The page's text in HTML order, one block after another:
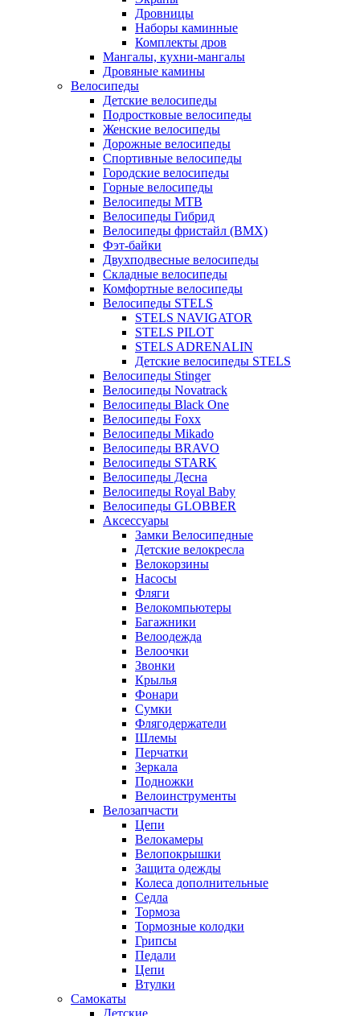
Дровницы
Наборы каминные
Комплекты дров
Мангалы, кухни-мангалы
Дровяные камины
Велосипеды
Детские велосипеды
Подростковые велосипеды
Женские велосипеды
Дорожные велосипеды
Спортивные велосипеды
Городские велосипеды
Горные велосипеды
Велосипеды MTB
Велосипеды Гибрид
Велосипеды фристайл (BMX)
Фэт-байки
Двухподвесные велосипеды
Складные велосипеды
Комфортные велосипеды
Велосипеды STELS
STELS NAVIGATOR
STELS PILOT
STELS ADRENALIN
Детские велосипеды STELS
Велосипеды Stinger
Велосипеды Novatrack
Велосипеды Black One
Велосипеды Foxx
Велосипеды Mikado
Велосипеды BRAVO
Велосипеды STARK
Велосипеды Десна
Велосипеды Royal Baby
Велосипеды GLOBBER
Аксессуары
Замки Велосипедные
Детские велокресла
Велокорзины
Насосы
Фляги
Велокомпьютеры
Багажники
Велоодежда
Велоочки
Звонки
Крылья
Фонари
Сумки
Флягодержатели
Шлемы
Перчатки
Зеркала
Подножки
Велоинструменты
Велозапчасти
Цепи
Велокамеры
Велопокрышки
Защита одежды
Колеса дополнительные
Седла
Тормоза
Тормозные колодки
Грипсы
Педали
Цепи
Втулки
Самокаты
Детские